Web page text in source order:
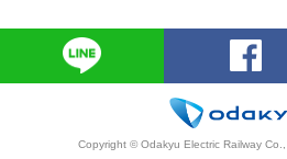
Copyright © Odakyu Electric Railway Co.,